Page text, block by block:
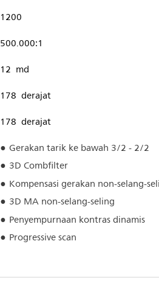
1200
500.000:1
12 md
178 derajat
178 derajat
Gerakan tarik ke bawah 3/2 - 2/2
3D Combfilter
Kompensasi gerakan non-selang-
3D MA non-selang-seling
Penyempurnaan kontras dinamis
Progressive scan